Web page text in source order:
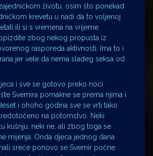
životu, osim što ponekad
krevetu u nadi da to voljenoj
ili si s vremena na vrijeme
zbog nekog propusta iz
rasporeda aktivnosti. Ima to i
jer vele da nema slađeg seksa od
i sve se gotovo preko noći
Svemira pomakne se prema njima i
i ohoho godina sve se vrti tako
na potomstvo. Neki
kušnju, neki ne, ali zbog toga se
mijenja. Onda djeca jednog dana
sreće ponovo se Svemir počne